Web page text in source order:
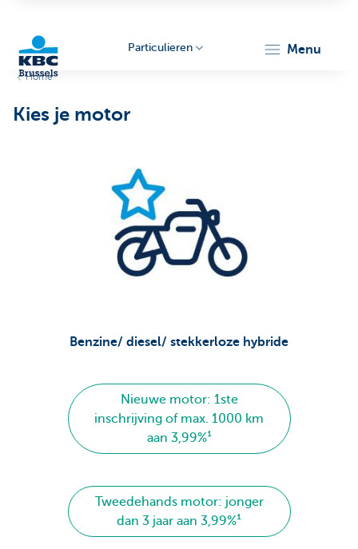
Particulieren menu
Home
Kies je motor
Benzine/ diesel/ stekkerloze hybride
Nieuwe motor: 1ste
inschrijving of max. 1000 km
aan 3,99%¹
Tweedehands motor: jonger
dan 3 jaar aan 3,99%¹